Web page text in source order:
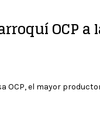
OCP a
OCP, el mayor